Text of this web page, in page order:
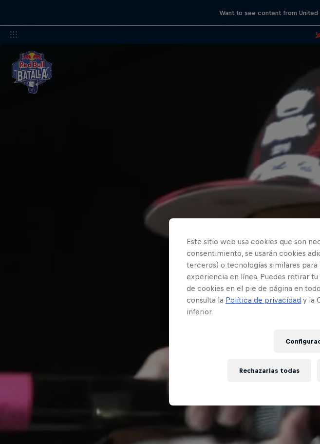
Want to see content from
Este sitio web usa cookies que son
consentimiento, se usarán cookies
terceros) o tecnologías similares
experiencia en línea. Puedes retirar
de cookies en el pie de página en
consulta la Política de privacidad y la
inferior.
Rechazarlas todas